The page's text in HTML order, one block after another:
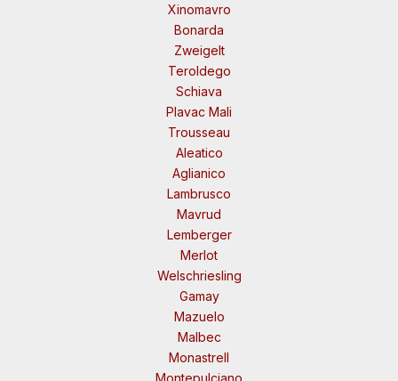
Xinomavro
Bonarda
Zweigelt
Teroldego
Schiava
Plavac Mali
Trousseau
Aleatico
Aglianico
Lambrusco
Mavrud
Lemberger
Merlot
Welschriesling
Gamay
Mazuelo
Malbec
Monastrell
Montepulciano